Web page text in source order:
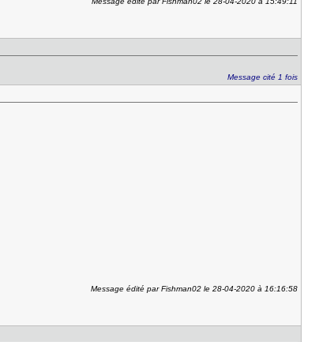
Message cité 1 fois
Message édité par Fishman02 le 28-04-2020 à 16:16:58